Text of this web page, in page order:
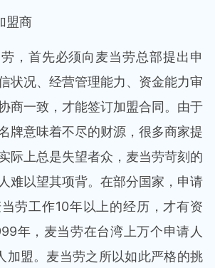
盟商
，首先必须向麦当劳总部提出申
状况、经营管理能力、资金能力审
商一致，才能签订加盟合同。由于
牌意味着不尽的财源，很多商家提
际上总是失望者众，麦当劳苛刻的
难以望其项背。在部分国家，申请
劳工作10年以上的经历，才有资
年，麦当劳在台湾上万个申请人
加盟。麦当劳之所以如此严格的挑